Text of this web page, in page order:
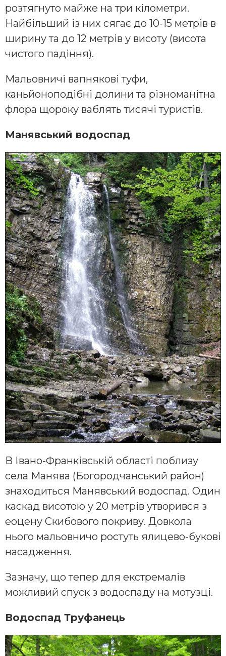
розтягнуто майже на три кілометри.
Найбільший із них сягає до 10-15 метрів в
ширину та до 12 метрів у висоту (висота
чистого падіння).
Мальовничі вапнякові туфи,
каньйоноподібні долини та різноманітна
флора щороку ваблять тисячі туристів.
Манявський водоспад
В Івано-Франківській області поблизу
села Манява (Богородчанський район)
знаходиться Манявський водоспад. Один
каскад висотою у 20 метрів утворився з
еоцену Скибового покриву. Довкола
нього мальовничо ростуть ялицево-букові
насадження.
Зазначу, що тепер для екстремалів
можливий спуск з водоспаду на мотузці.
Водоспад Труфанець